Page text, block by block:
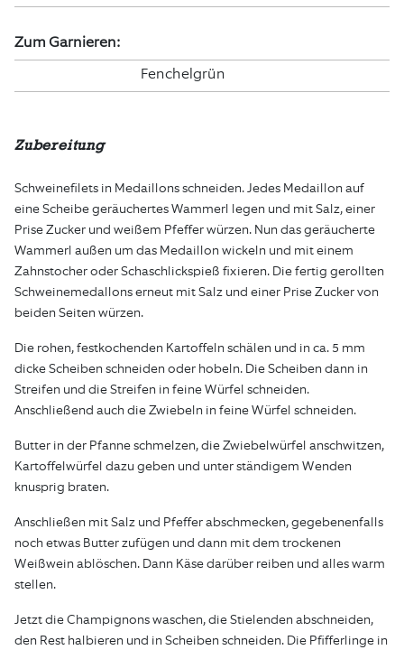
Zum Garnieren:
Fenchelgrün
Zubereitung
Schweinefilets in Medaillons schneiden. Jedes Medaillon auf
eine Scheibe geräuchertes Wammerl legen und mit Salz, einer
Prise Zucker und weißem Pfeffer würzen. Nun das geräucherte
Wammerl außen um das Medaillon wickeln und mit einem
Zahnstocher oder Schaschlickspieß fixieren. Die fertig gerollten
Schweinemedallons erneut mit Salz und einer Prise Zucker von
beiden Seiten würzen.
Die rohen, festkochenden Kartoffeln schälen und in ca. 5 mm
dicke Scheiben schneiden oder hobeln. Die Scheiben dann in
Streifen und die Streifen in feine Würfel schneiden.
Anschließend auch die Zwiebeln in feine Würfel schneiden.
Butter in der Pfanne schmelzen, die Zwiebelwürfel anschwitzen,
Kartoffelwürfel dazu geben und unter ständigem Wenden
knusprig braten.
Anschließen mit Salz und Pfeffer abschmecken, gegebenenfalls
noch etwas Butter zufügen und dann mit dem trockenen
Weißwein ablöschen. Dann Käse darüber reiben und alles warm
stellen.
Jetzt die Champignons waschen, die Stielenden abschneiden,
den Rest halbieren und in Scheiben schneiden. Die Pfifferlinge in